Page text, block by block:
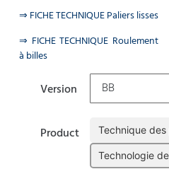
⇒ FICHE TECHNIQUE Paliers lisses
⇒ FICHE TECHNIQUE Roulement
à billes
Version
Product Technique des
Technologie